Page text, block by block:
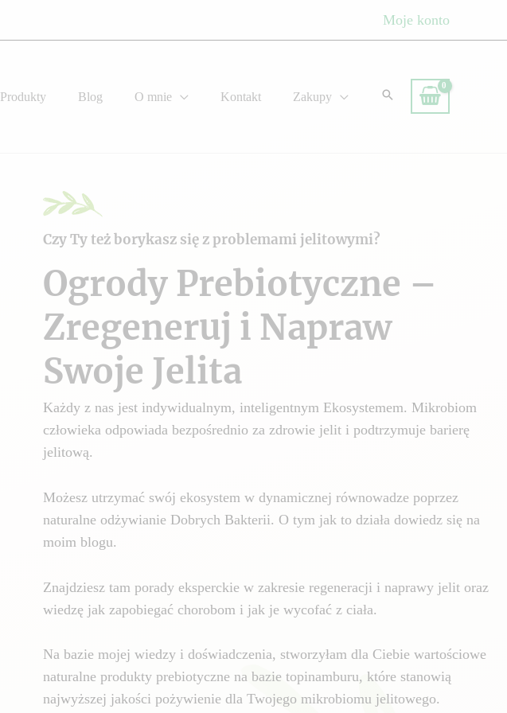
Moje konto
Produkty Blog O mnie Kontakt Zakupy
Czy Ty też borykasz się z problemami jelitowymi?
Ogrody Prebiotyczne –
Zregeneruj i Napraw
Swoje Jelita
Każdy z nas jest indywidualnym, inteligentnym Ekosystemem. Mikrobiom
człowieka odpowiada bezpośrednio za zdrowie jelit i podtrzymuje barierę
jelitową.
Możesz utrzymać swój ekosystem w dynamicznej równowadze poprzez
naturalne odżywianie Dobrych Bakterii. O tym jak to działa dowiedz się na
moim blogu.
Znajdziesz tam porady eksperckie w zakresie regeneracji i naprawy jelit oraz
wiedzę jak zapobiegać chorobom i jak je wycofać z ciała.
Na bazie mojej wiedzy i doświadczenia, stworzyłam dla Ciebie wartościowe
naturalne produkty prebiotyczne na bazie topinamburu, które stanowią
najwyższej jakości pożywienie dla Twojego mikrobiomu jelitowego.